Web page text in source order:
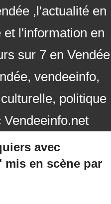
,l'actualité en
l'information en
sur 7 en Vendée
vendeeinfo,
politique
Vendeeinfo.net
avec
en scène par